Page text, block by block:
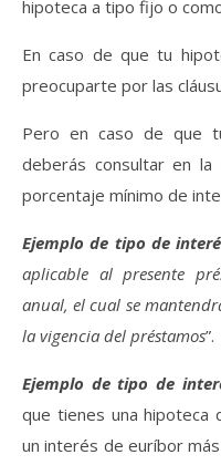
hipoteca a tipo fijo o
En caso de que tu
preocuparte por las
Pero en caso de que
deberás consultar en
porcentaje mínimo de
Ejemplo de tipo de
aplicable al presente
anual, el cual se
la vigencia del préstamos”.
Ejemplo de tipo de
que tienes una hipoteca
un interés de euríbor